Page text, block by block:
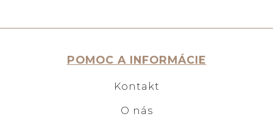
POMOC A INFORMÁCIE
Kontakt
O nás